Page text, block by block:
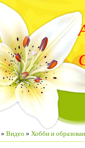
» Видео » Хобби и